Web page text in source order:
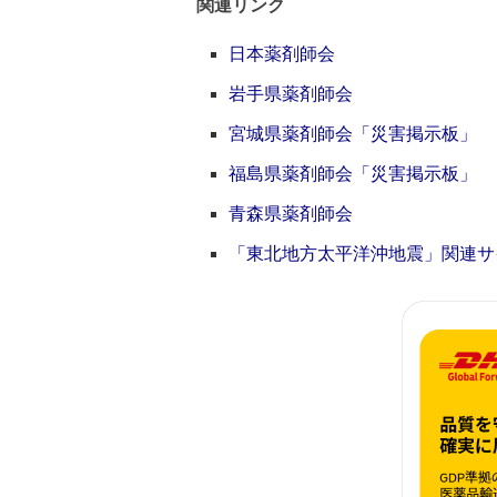
関連リンク
日本薬剤師会
岩手県薬剤師会
宮城県薬剤師会「災害掲示板」
福島県薬剤師会「災害掲示板」
青森県薬剤師会
「東北地方太平洋沖地震」関連